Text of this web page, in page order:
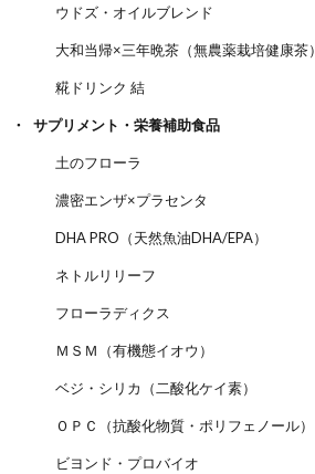
ウドズ・オイルブレンド
大和当帰×三年晩茶（無農薬栽培健康茶）
糀ドリンク 結
サプリメント・栄養補助食品
土のフローラ
濃密エンザ×プラセンタ
DHA PRO（天然魚油DHA/EPA）
ネトルリリーフ
フローラディクス
ＭＳＭ（有機態イオウ）
ベジ・シリカ（二酸化ケイ素）
ＯＰＣ（抗酸化物質・ポリフェノール）
ビヨンド・プロバイオ